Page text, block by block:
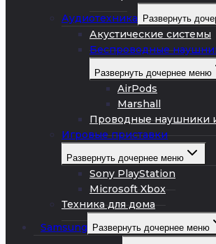
Аудиотехника
Развернуть
Акустические системы
Беспроводные
Развернуть дочернее меню
AirPods
Marshall
Проводные наушники
Игровые приставки
Развернуть дочернее меню
Sony PlayStation
Microsoft Xbox
Техника для дома
Samsung
Развернуть дочернее меню